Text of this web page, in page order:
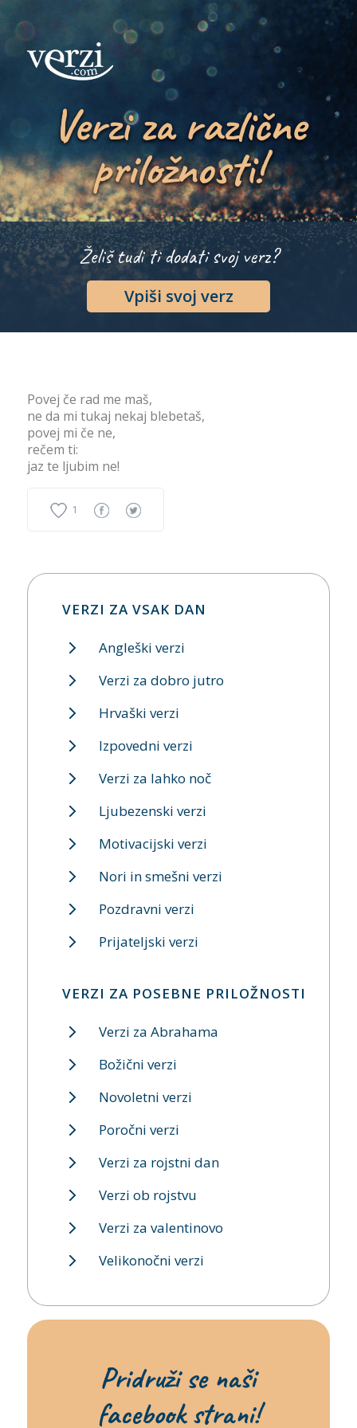
Verzi za različne
priložnosti!
Želiš tudi ti dodati svoj verz?
Vpiši svoj verz
Povej če rad me maš,
ne da mi tukaj nekaj blebetaš,
povej mi če ne,
rečem ti:
jaz te ljubim ne!
1
VERZI ZA VSAK DAN
Angleški verzi
Verzi za dobro jutro
Hrvaški verzi
Izpovedni verzi
Verzi za lahko noč
Ljubezenski verzi
Motivacijski verzi
Nori in smešni verzi
Pozdravni verzi
Prijateljski verzi
VERZI ZA POSEBNE PRILOŽNOSTI
Verzi za Abrahama
Božični verzi
Novoletni verzi
Poročni verzi
Verzi za rojstni dan
Verzi ob rojstvu
Verzi za valentinovo
Velikonočni verzi
Pridruži se naši
facebook strani!